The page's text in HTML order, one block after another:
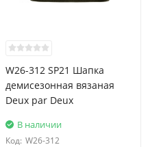
W26-312 SP21 Шапка
демисезонная вязаная
Deux par Deux
В наличии
Код: W26-312